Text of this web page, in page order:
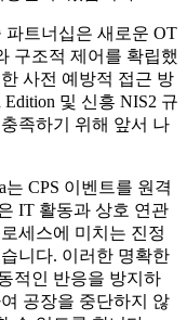
파트너십은 새로운 OT
구조적 제어를 확립했
사전 예방적 접근 방
및 신흥 NIS2 규
족하기 위해 앞서 나
는 CPS 이벤트를 원격
IT 활동과 상호 연관
세스에 미치는 진정
니다. 이러한 명확한
적인 반응을 방지하
공장을 중단하지 않